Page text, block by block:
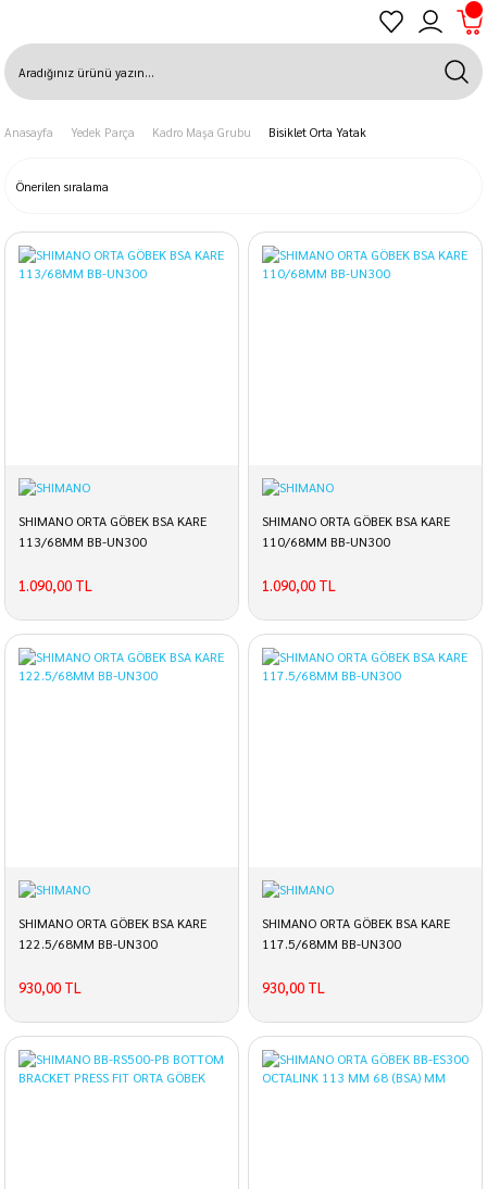
Anasayfa Yedek Parça Kadro Maşa Grubu Bisiklet Orta Yatak
SHIMANO ORTA GÖBEK BSA KARE
113/68MM BB-UN300
1.090,00 TL
SHIMANO ORTA GÖBEK BSA KARE
110/68MM BB-UN300
1.090,00 TL
SHIMANO ORTA GÖBEK BSA KARE
122.5/68MM BB-UN300
930,00 TL
SHIMANO ORTA GÖBEK BSA KARE
117.5/68MM BB-UN300
930,00 TL